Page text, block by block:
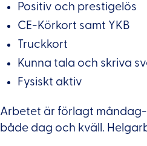
Positiv och prestigelös
CE-Körkort samt YKB
Truckkort
Kunna tala och skriva
Fysiskt aktiv
Arbetet är förlagt
både dag och kväll.